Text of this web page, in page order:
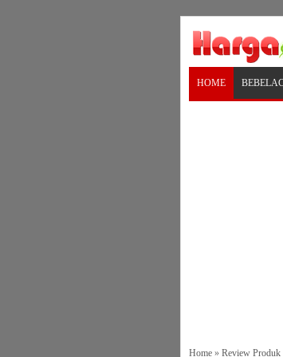
HOME
Home » Review Produk